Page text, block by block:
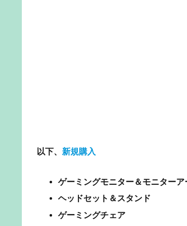
以下、 新規購入
ゲーミングモニター＆モニターア
ヘッドセット＆スタンド
ゲーミングチェア